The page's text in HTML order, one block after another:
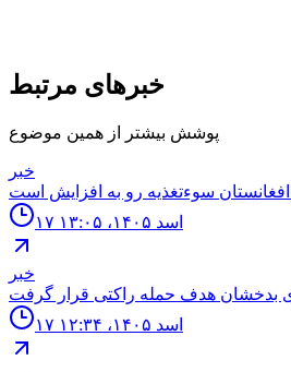
خبرهای مرتبط
پوشش بیشتر از همین موضوع
خبر
۱۷ اسد ۱۴۰۵، ۱۳:۰۵
خبر
۱۷ اسد ۱۴۰۵، ۱۲:۳۴